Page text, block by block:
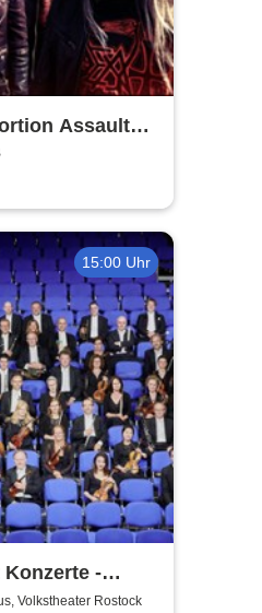
Assault
15:00 Uhr
-
Volkstheater Rostock